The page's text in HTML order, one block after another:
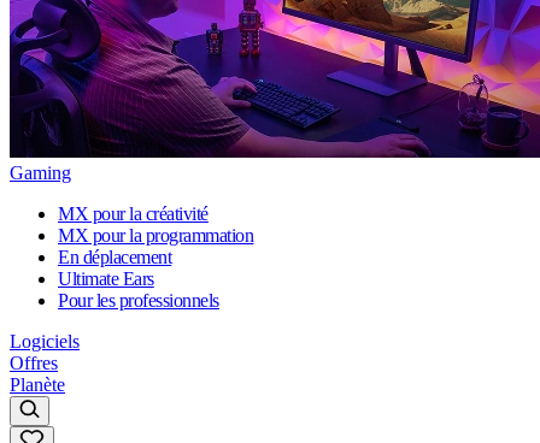
Gaming
MX pour la créativité
MX pour la programmation
En déplacement
Ultimate Ears
Pour les professionnels
Logiciels
Offres
Planète